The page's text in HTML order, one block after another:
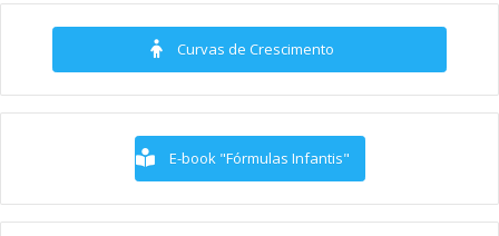
Curvas de Crescimento
E-book "Fórmulas Infantis"